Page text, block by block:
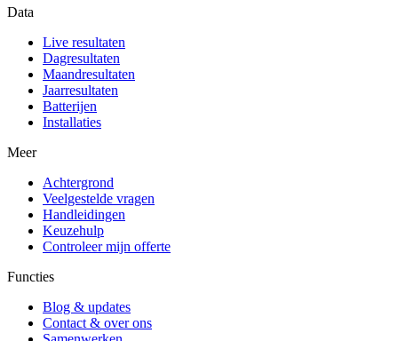
Data
Live resultaten
Dagresultaten
Maandresultaten
Jaarresultaten
Batterijen
Installaties
Meer
Achtergrond
Veelgestelde vragen
Handleidingen
Keuzehulp
Controleer mijn offerte
Functies
Blog & updates
Contact & over ons